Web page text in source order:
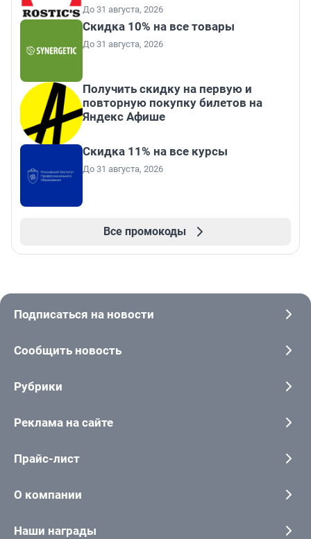
До 31 августа, 2026
Скидка 10% на все товары
До 31 августа, 2026
Получить скидку на первую и
повторную покупку билетов на
Яндекс Афише
Скидка 11% на все курсы
До 31 августа, 2026
Все промокоды
Подписаться на новости
Сообщить новость
Рубрики
Реклама на сайте
Прайс-лист
О компании
Наши награды